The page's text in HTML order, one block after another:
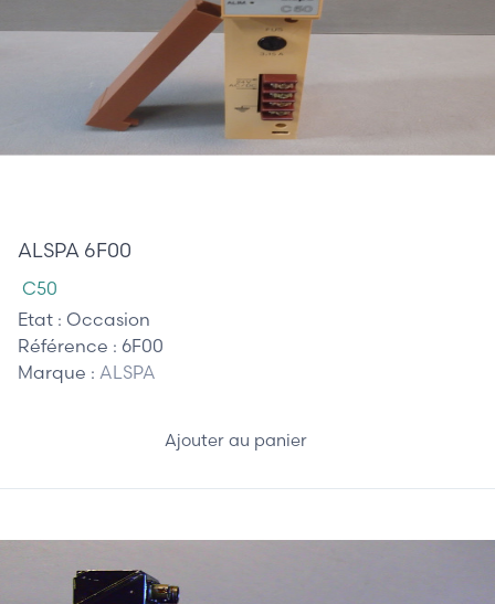
ALSPA 6F00
C50
Etat : Occasion
Référence : 6F00
Marque : ALSPA
Ajouter au panier